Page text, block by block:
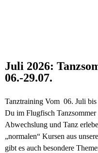
Juli 2026:
06.-29.07.
Tanztraining Vom 06. Juli bis
Du im Flugfisch
Abwechslung und Tanz
„normalen“ Kursen aus
gibt es auch besondere